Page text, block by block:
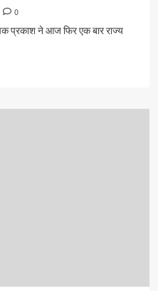
0
प्रकाश ने आज फिर एक बार राज्य